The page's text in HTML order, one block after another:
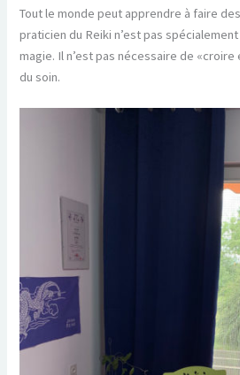
Tout le monde peut apprendre à faire
praticien du Reiki n’est pas
magie. Il n’est pas nécessaire de
du soin.